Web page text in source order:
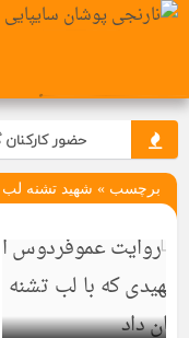
حضور
برچسب » شهيد تشنه لب